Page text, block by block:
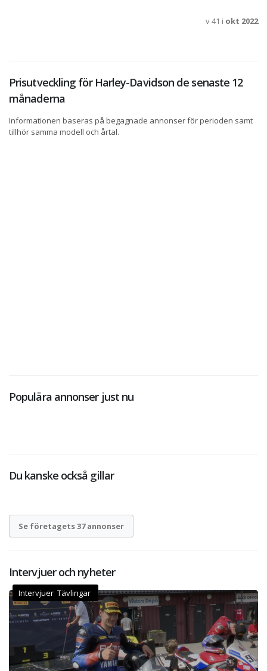
v 41 i okt 2022
Prisutveckling för Harley-Davidson de senaste 12
månaderna
Informationen baseras på begagnade annonser för perioden samt
tillhör samma modell och årtal.
Populära annonser just nu
Du kanske också gillar
Se företagets 37 annonser
Intervjuer och nyheter
Intervjuer Tävlingar